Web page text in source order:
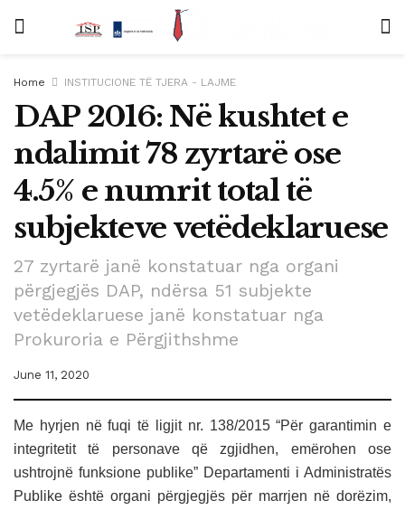
Home INSTITUCIONE TË TJERA - LAJME
DAP 2016: Në kushtet e
ndalimit 78 zyrtarë ose
4.5% e numrit total të
subjekteve vetëdeklaruese
27 zyrtarë janë konstatuar nga organi
përgjegjës DAP, ndërsa 51 subjekte
vetëdeklaruese janë konstatuar nga
Prokuroria e Përgjithshme
June 11, 2020
Me hyrjen në fuqi të ligjit nr. 138/2015 “Për garantimin e
integritetit të personave që zgjidhen, emërohen ose
ushtrojnë funksione publike” Departamenti i Administratës
Publike është organi përgjegjës për marrjen në dorëzim,